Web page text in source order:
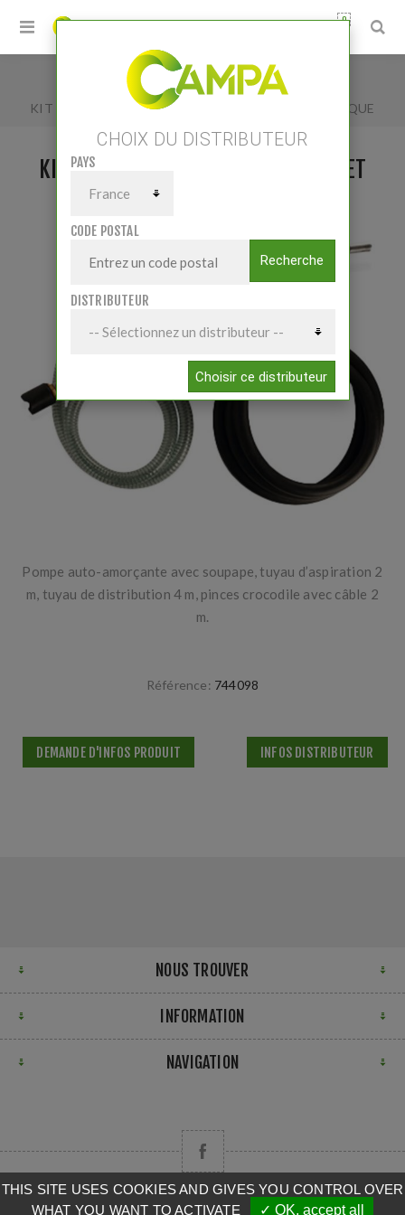
0
Accueil /
KIT POMPE DC 12V 40 L/MIN PISTOLET AUTOMATIQUE
KIT POMPE DC 12V 40 L/MIN PISTOLET
AUTOMATIQUE
Pompe auto-amorçante avec soupape, tuyau d’aspiration 2
m, tuyau de distribution 4 m, pinces crocodile avec câble 2
m.
Référence: 744098
DEMANDE D'INFOS PRODUIT INFOS DISTRIBUTEUR
NOUS TROUVER
INFORMATION
NAVIGATION
CHOIX DU DISTRIBUTEUR
PAYS
CODE POSTAL
Recherche
DISTRIBUTEUR
Choisir ce distributeur
THIS SITE USES COOKIES AND GIVES YOU CONTROL OVER
WHAT YOU WANT TO ACTIVATE
✓ OK, accept all